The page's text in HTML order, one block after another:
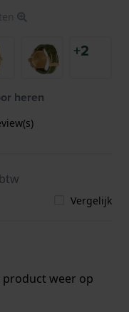
+2
heren
Vergelijk
product weer op